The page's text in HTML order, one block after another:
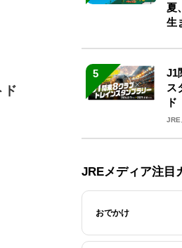
ド
夏
生
5
J1
ス
ド
JRE
JREメディア注目
おでかけ